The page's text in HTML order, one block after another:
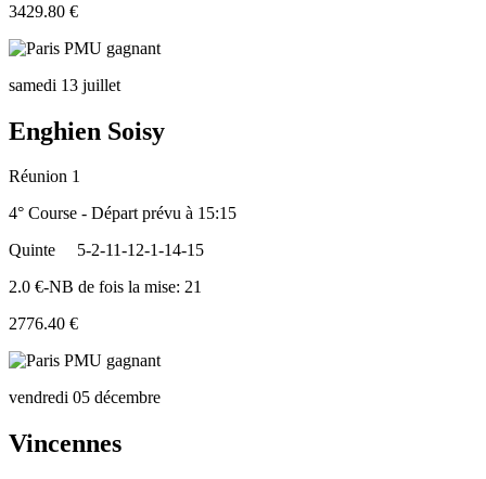
3429.80 €
samedi 13 juillet
Enghien Soisy
Réunion 1
4° Course - Départ prévu à 15:15
Quinte
5-2-11-12-1-14-15
2.0 €-NB de fois la mise: 21
2776.40 €
vendredi 05 décembre
Vincennes